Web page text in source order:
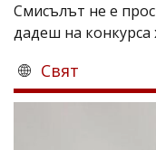
Смисълът не е
дадеш на конкурса
Свят